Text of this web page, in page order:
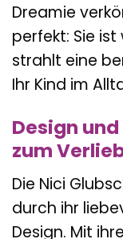
Dreamie
perfekt: Sie
strahlt eine
Ihr Kind im
Design
zum
Die Nici
durch ihr
Design. Mit